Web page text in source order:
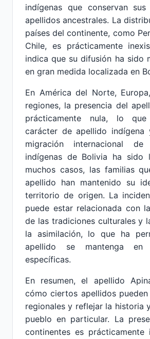
indígenas que conservan
apellidos ancestrales. La
países del continente, como
Chile, es prácticamente
indica que su difusión ha sido
en gran medida localizada en
En América del Norte,
regiones, la presencia del
prácticamente nula, lo
carácter de apellido indígena
migración internacional de
indígenas de Bolivia ha sido
muchos casos, las familias
apellido han mantenido su
territorio de origen. La
puede estar relacionada con
de las tradiciones culturales y
la asimilación, lo que ha
apellido se mantenga en
específicas.
En resumen, el apellido
cómo ciertos apellidos
regionales y reflejar la historia
pueblo en particular. La
continentes es prácticamente